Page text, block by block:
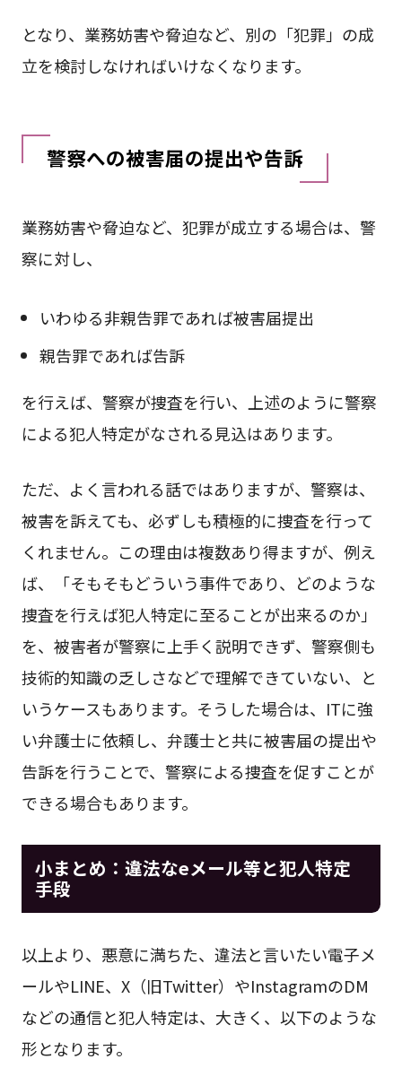
となり、業務妨害や脅迫など、別の「犯罪」の成
立を検討しなければいけなくなります。
警察への被害届の提出や告訴
業務妨害や脅迫など、犯罪が成立する場合は、警
察に対し、
いわゆる非親告罪であれば被害届提出
親告罪であれば告訴
を行えば、警察が捜査を行い、上述のように警察
による犯人特定がなされる見込はあります。
ただ、よく言われる話ではありますが、警察は、
被害を訴えても、必ずしも積極的に捜査を行って
くれません。この理由は複数あり得ますが、例え
ば、「そもそもどういう事件であり、どのような
捜査を行えば犯人特定に至ることが出来るのか」
を、被害者が警察に上手く説明できず、警察側も
技術的知識の乏しさなどで理解できていない、と
いうケースもあります。そうした場合は、ITに強
い弁護士に依頼し、弁護士と共に被害届の提出や
告訴を行うことで、警察による捜査を促すことが
できる場合もあります。
小まとめ：違法なeメール等と犯人特定
手段
以上より、悪意に満ちた、違法と言いたい電子メ
ールやLINE、X（旧Twitter）やInstagramのDM
などの通信と犯人特定は、大きく、以下のような
形となります。